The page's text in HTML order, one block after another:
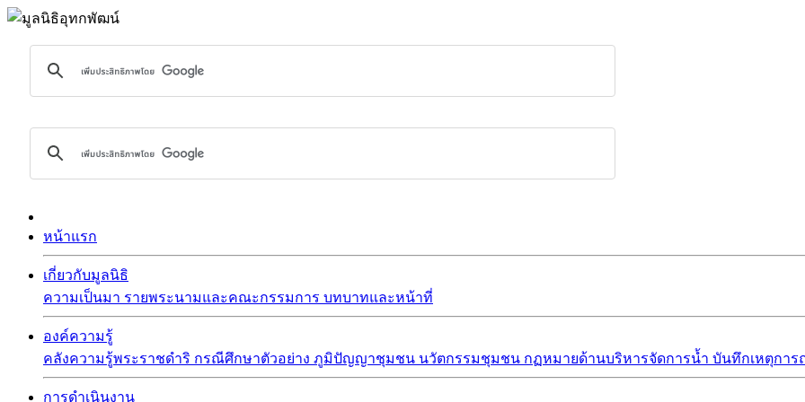
หน้าแรก
เกี่ยวกับมูลนิธิ
ความเป็นมา รายพระนามและคณะกรรมการ บทบาทและหน้าที่
องค์ความรู้
คลังความรู้พระราชดำริ กรณีศึกษาตัวอย่าง ภูมิปัญญาชุมชน นวัตกรรมชุมชน กฏหมายด้านบริหารจัดการน้ำ บันทึกเหตุกา
การดำเนินงาน